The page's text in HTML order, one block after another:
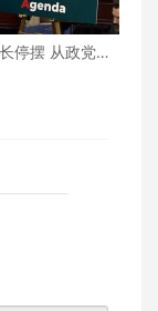
停摆 从政党僵